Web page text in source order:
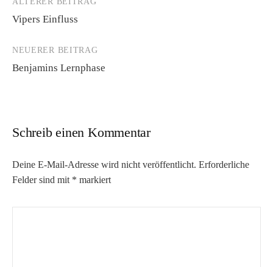
Beitrags-
Navigation
Vipers Einfluss
NEUERER BEITRAG
Benjamins Lernphase
Schreib einen Kommentar
Deine E-Mail-Adresse wird nicht veröffentlicht. Erforderliche
Felder sind mit * markiert